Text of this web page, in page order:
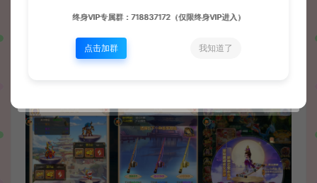
终身VIP专属群：718837172（仅限终身VIP进入）
点击加群 我知道了